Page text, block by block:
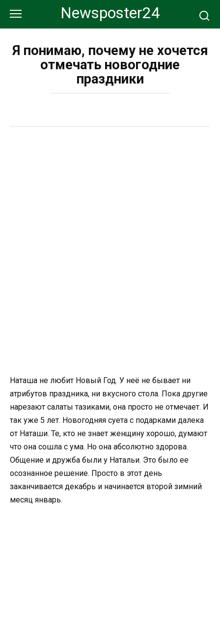
контенту
Newsposter24
Я понимаю, почему не хочется
отмечать новогодние
праздники
Наташа не любит Новый Год. У неё не бывает ни
атрибутов праздника, ни вкусного стола. Пока другие
нарезают салаты тазиками, она просто не отмечает. И
так уже 5 лет. Новогодняя суета с подарками далека
от Наташи. Те, кто не знает женщину хорошо, думают
что она сошла с ума. Но она абсолютно здорова.
Общение и дружба были у Натальи. Это было ее
осознанное решение. Просто в этот день
заканчивается декабрь и начинается второй зимний
месяц январь.